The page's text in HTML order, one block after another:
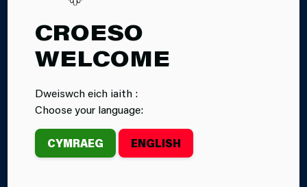
CROESO
WELCOME
Dweiswch eich iaith :
Choose your language:
CYMRAEG ENGLISH
DIOGELWCH
CANHWYLLAU